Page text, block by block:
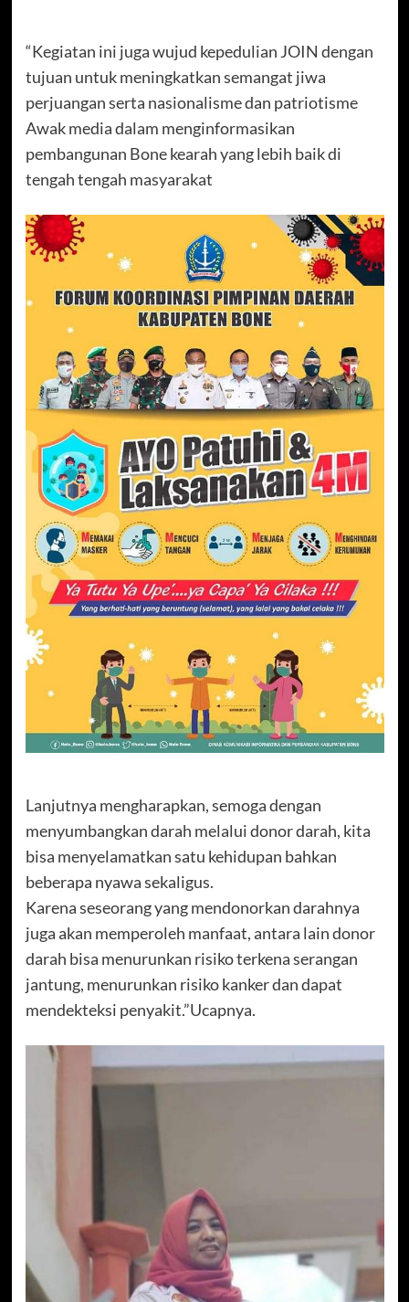
“Kegiatan ini juga wujud kepedulian JOIN dengan
tujuan untuk meningkatkan semangat jiwa
perjuangan serta nasionalisme dan patriotisme
Awak media dalam menginformasikan
pembangunan Bone kearah yang lebih baik di
tengah tengah masyarakat
Lanjutnya mengharapkan, semoga dengan
menyumbangkan darah melalui donor darah, kita
bisa menyelamatkan satu kehidupan bahkan
beberapa nyawa sekaligus.
Karena seseorang yang mendonorkan darahnya
juga akan memperoleh manfaat, antara lain donor
darah bisa menurunkan risiko terkena serangan
jantung, menurunkan risiko kanker dan dapat
mendekteksi penyakit.”Ucapnya.